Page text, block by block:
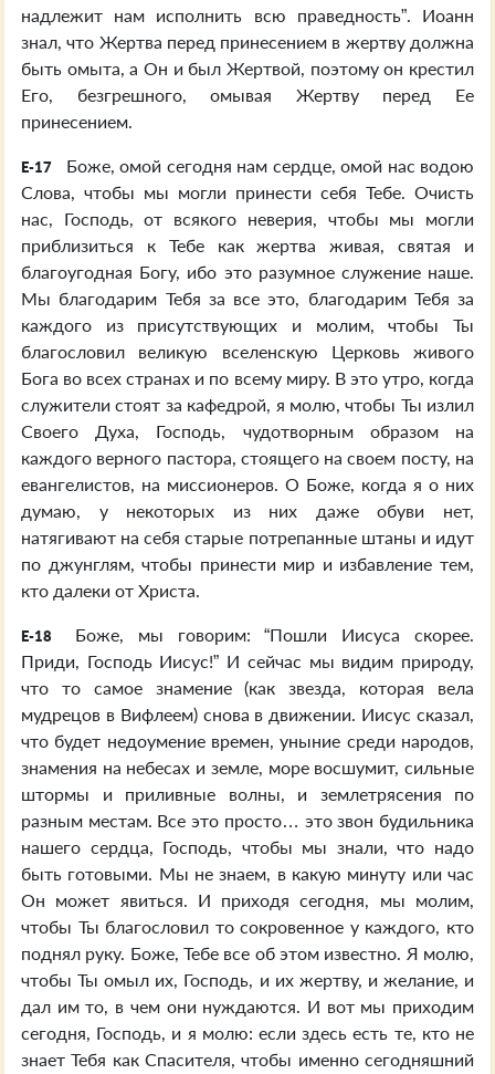
надлежит нам исполнить всю праведность”. Иоанн
знал, что Жертва перед принесением в жертву должна
быть омыта, а Он и был Жертвой, поэтому он крестил
Его, безгрешного, омывая Жертву перед Ее
принесением.
E-17
Боже, омой сегодня нам сердце, омой нас водою
Слова, чтобы мы могли принести себя Тебе. Очисть
нас, Господь, от всякого неверия, чтобы мы могли
приблизиться к Тебе как жертва живая, святая и
благоугодная Богу, ибо это разумное служение наше.
Мы благодарим Тебя за все это, благодарим Тебя за
каждого из присутствующих и молим, чтобы Ты
благословил великую вселенскую Церковь живого
Бога во всех странах и по всему миру. В это утро, когда
служители стоят за кафедрой, я молю, чтобы Ты излил
Своего Духа, Господь, чудотворным образом на
каждого верного пастора, стоящего на своем посту, на
евангелистов, на миссионеров. О Боже, когда я о них
думаю, у некоторых из них даже обуви нет,
натягивают на себя старые потрепанные штаны и идут
по джунглям, чтобы принести мир и избавление тем,
кто далеки от Христа.
E-18
Боже, мы говорим: “Пошли Иисуса скорее.
Приди, Господь Иисус!” И сейчас мы видим природу,
что то самое знамение (как звезда, которая вела
мудрецов в Вифлеем) снова в движении. Иисус сказал,
что будет недоумение времен, уныние среди народов,
знамения на небесах и земле, море восшумит, сильные
штормы и приливные волны, и землетрясения по
разным местам. Все это просто… это звон будильника
нашего сердца, Господь, чтобы мы знали, что надо
быть готовыми. Мы не знаем, в какую минуту или час
Он может явиться. И приходя сегодня, мы молим,
чтобы Ты благословил то сокровенное у каждого, кто
поднял руку. Боже, Тебе все об этом известно. Я молю,
чтобы Ты омыл их, Господь, и их жертву, и желание, и
дал им то, в чем они нуждаются. И вот мы приходим
сегодня, Господь, и я молю: если здесь есть те, кто не
знает Тебя как Спасителя, чтобы именно сегодняшний